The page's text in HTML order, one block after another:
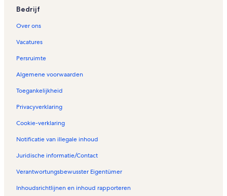
k
a
n
i
h
i
z
n
n
u
l
w
a
a
Bedrijf
Over ons
Vacatures
Persruimte
Algemene voorwaarden
Toegankelijkheid
Privacyverklaring
Cookie-verklaring
Notificatie van illegale inhoud
Juridische informatie/Contact
Verantwortungsbewusster Eigentümer
Inhoudsrichtlijnen en inhoud rapporteren